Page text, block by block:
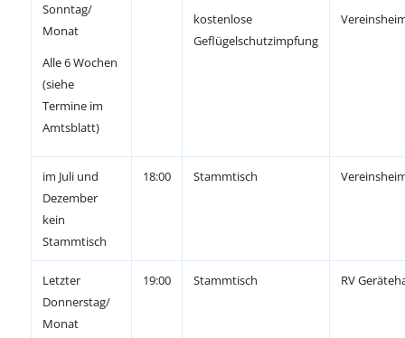
Sonntag/
Monat
Alle 6 Wochen
(siehe
Termine im
Amtsblatt)
kostenlose
Geflügelschutzimpfung
im Juli und
Dezember
kein
Stammtisch
18:00 Stammtisch
Letzter
Donnerstag/
Monat
19:00 Stammtisch RV